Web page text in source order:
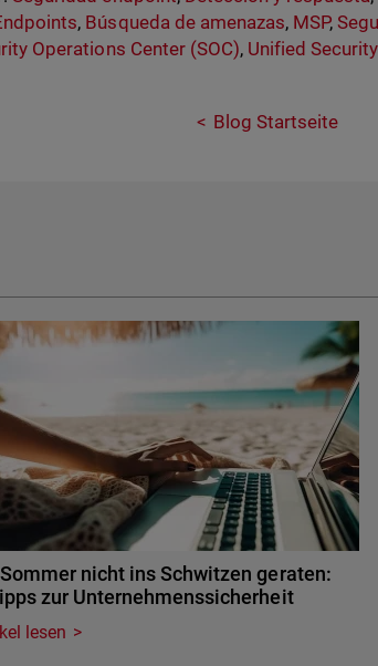
, Búsqueda de amenazas, MSP,
Operations Center (SOC), Unified
Blog Startseite
nicht ins Schwitzen geraten:
zur Unternehmenssicherheit
lesen